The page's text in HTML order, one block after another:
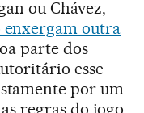
ou Chávez,
enxergam outra
parte dos
esse
por um
regras do jogo